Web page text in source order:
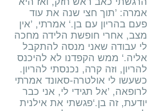
אמרה: ’תוך חצי שנה את עוד
פעם בהריון עם בן.‘ אמרתי, ’אין
מצב, אחרי חופשת הלידה מחכה
לי עבודה שאני מנסה להתקבל
אליה.‘ ממש הקפדנו לא להיכנס
להריון, וזה קרה, נכנסתי להריון.
כשעשו לי אולטרה-סאונד אמרתי
לרופאה, ’אל תגידי לי, אני כבר
יודעת, זה בן.‘פגשתי את אילנית